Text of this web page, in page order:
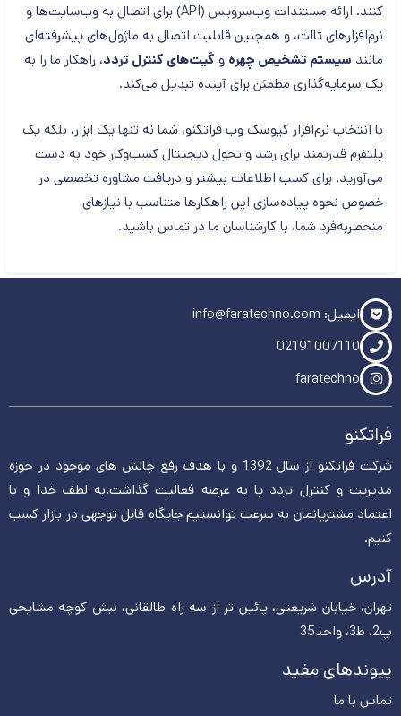
کنند. ارائه مستندات وب‌سرویس (API) برای اتصال به وب‌سایت‌ها و
نرم‌افزارهای ثالث، و همچنین قابلیت اتصال به ماژول‌های پیشرفته‌ای
مانند سیستم تشخیص چهره و گیت‌های کنترل تردد، راهکار ما را به
یک سرمایه‌گذاری مطمئن برای آینده تبدیل می‌کند.
با انتخاب نرم‌افزار کیوسک وب فراتکنو، شما نه تنها یک ابزار، بلکه یک
پلتفرم قدرتمند برای رشد و تحول دیجیتال کسب‌وکار خود به دست
می‌آورید. برای کسب اطلاعات بیشتر و دریافت مشاوره تخصصی در
خصوص نحوه پیاده‌سازی این راهکارها متناسب با نیازهای
منحصربه‌فرد شما، با کارشناسان ما در تماس باشید.
ایمیل: info@faratechno.com
02191007110
faratechno
فراتکنو
شرکت فراتکنو از سال 1392 و با هدف رفع چالش های موجود در حوزه
مدیریت و کنترل تردد پا به عرصه فعالیت گذاشت.به لطف خدا و با
اعتماد مشتریانمان به سرعت توانستیم جایگاه قابل توجهی در بازار کسب
کنیم.
آدرس
تهران، خیابان شریعتی، پائین تر از سه راه طالقانی، نبش کوچه مشایخی
پ2، ط3، واحد35
پیوندهای مفید
تماس با ما